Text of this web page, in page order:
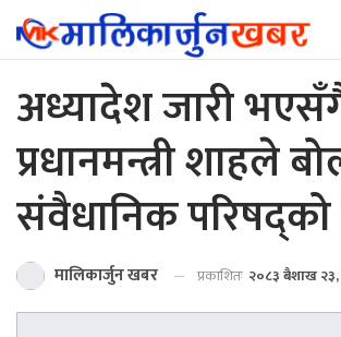
अध्यादेश जारी
प्रधानमन्त्री शाहले
संवैधानिक
मालिकार्जुन खबर प्रकाशितः २०८३ बैशाख